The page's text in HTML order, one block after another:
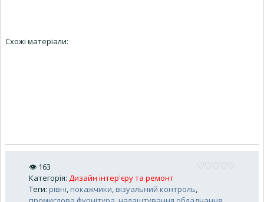
Схожі матеріали:
👁 163
Категорія: Дизайн інтер'єру та ремонт
Теги: рівні, покажчики, візуальний контроль,